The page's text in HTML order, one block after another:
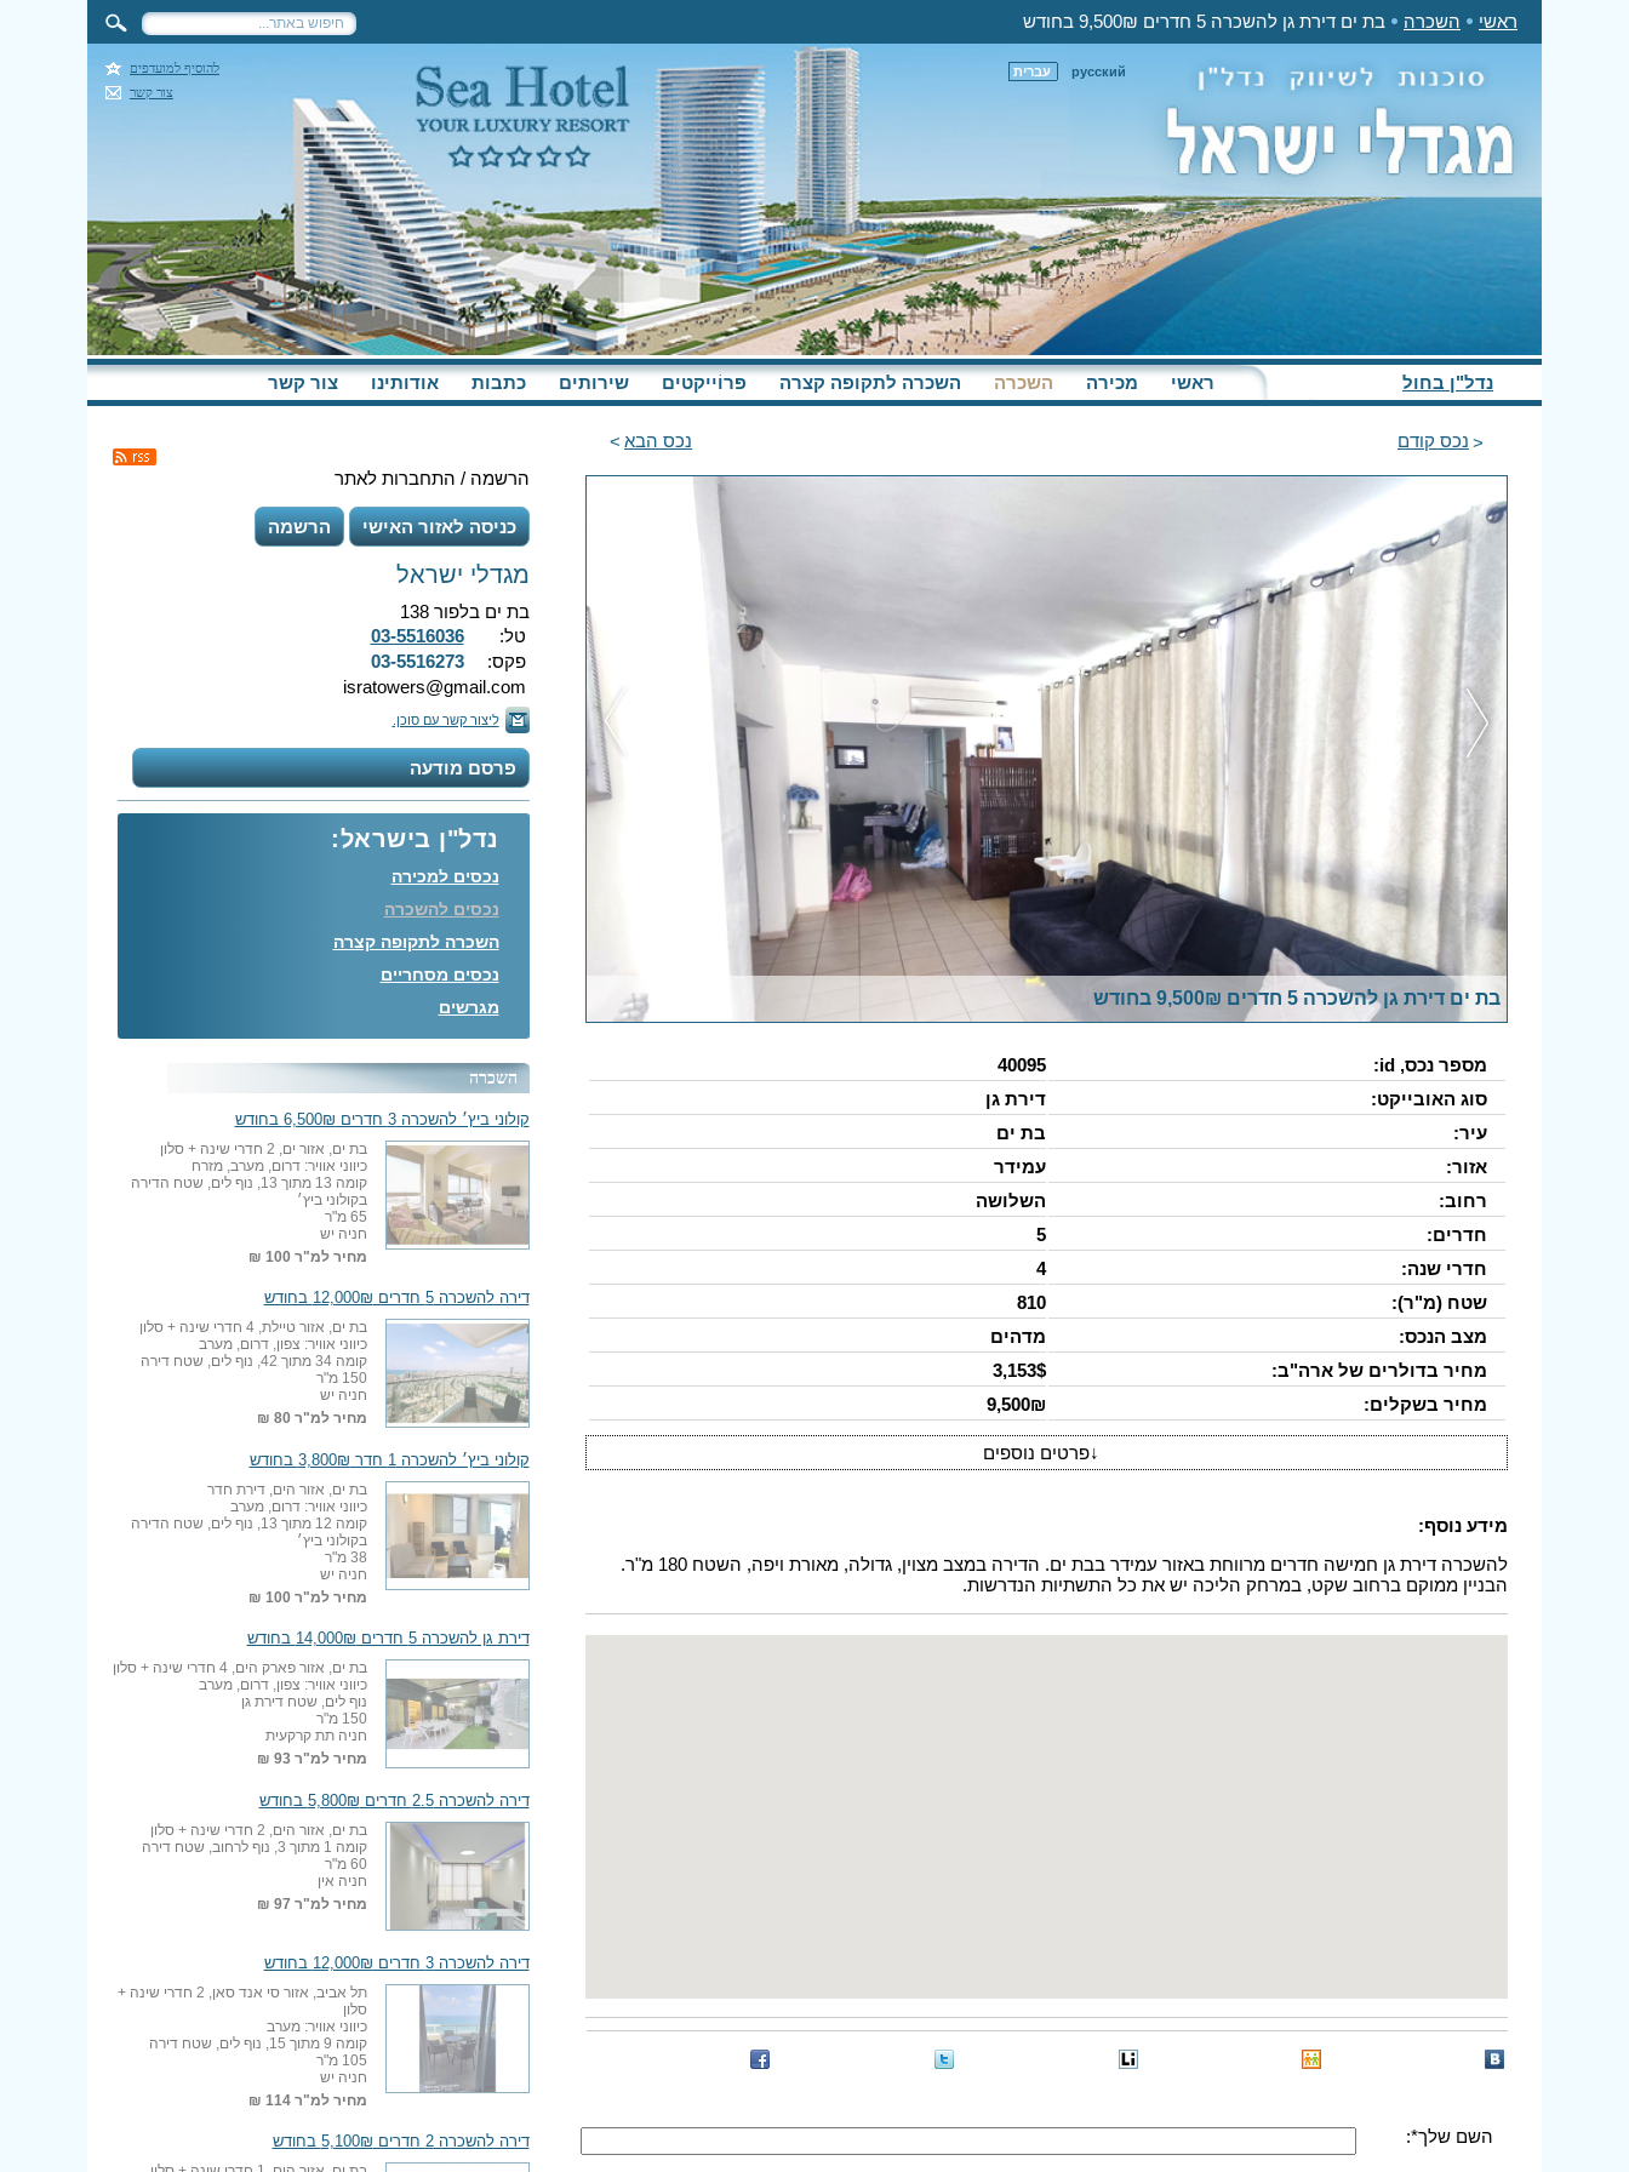
ראשי השכרה בת ים דירת גן להשכרה 5 חדרים 9,500₪ בחודש
עברית русский
להוסיף למועדפים
צור קשר
נדל"ן בחול ראשי מכירה השכרה השכרה לתקופה קצרה פּרוֹייקטים שירותים כתבות אודותינו צור קשר
נכס קודם נכס הבא
בת ים דירת גן להשכרה 5 חדרים 9,500₪ בחודש
מספר נכס, id:
40095
סוג האובייקט:
דירת גן
עיר:
בת ים
אזור:
עמידר
רחוב:
השלושה
חדרים:
5
חדרי שנה:
4
שטח (מ"ר):
810
מצב הנכס:
מדהים
מחיר בדולרים של ארה"ב:
3,153$
מחיר בשקלים:
9,500₪
↓פרטים נוספים
מידע נוסף:
להשכרה דירת גן חמישה חדרים מרווחת באזור עמידר בבת ים. הדירה במצב מצוין, גדולה, מאורת ויפה, השטח 180 מ"ר.
הבניין ממוקם ברחוב שקט, במרחק הליכה יש את כל התשתיות הנדרשות.
השם שלך*:
הרשמה / התחברות לאתר
כניסה לאזור האישי הרשמה
מגדלי ישראל
בת ים בלפור 138
טל:
03-5516036
פקס:
03-5516273
isratowers@gmail.com
ליצור קשר עם סוכן.
פרסם מודעה
נדל"ן בישראל:
נכסים למכירה
נכסים להשכרה
השכרה לתקופה קצרה
נכסים מסחריים
מגרשים
השכרה
קולוני ביץ׳ להשכרה 3 חדרים 6,500₪ בחודש
בת ים, אזור ים, 2 חדרי שינה + סלון
כיווני אוויר: דרום, מערב, מזרח
קומה 13 מתוך 13, נוף לים, שטח הדירה
בקולוני ביץ׳
65 מ"ר
חניה יש
מחיר למ"ר 100 ₪
דירה להשכרה 5 חדרים 12,000₪ בחודש
בת ים, אזור טיילת, 4 חדרי שינה + סלון
כיווני אוויר: צפון, דרום, מערב
קומה 34 מתוך 42, נוף לים, שטח דירה
150 מ"ר
חניה יש
מחיר למ"ר 80 ₪
קולוני ביץ׳ להשכרה 1 חדר 3,800₪ בחודש
בת ים, אזור הים, דירת חדר
כיווני אוויר: דרום, מערב
קומה 12 מתוך 13, נוף לים, שטח הדירה
בקולוני ביץ׳
38 מ"ר
חניה יש
מחיר למ"ר 100 ₪
דירת גן להשכרה 5 חדרים 14,000₪ בחודש
בת ים, אזור פארק הים, 4 חדרי שינה + סלון
כיווני אוויר: צפון, דרום, מערב
נוף לים, שטח דירת גן
150 מ"ר
חניה תת קרקעית
מחיר למ"ר93 ₪
דירה להשכרה 2.5 חדרים 5,800₪ בחודש
בת ים, אזור הים, 2 חדרי שינה + סלון
קומה 1 מתוך 3, נוף לרחוב, שטח דירה
60 מ"ר
חניה אין
מחיר למ"ר 97 ₪
דירה להשכרה 3 חדרים 12,000₪ בחודש
תל אביב, אזור סי אנד סאן, 2 חדרי שינה +
סלון
כיווני אוויר: מערב
קומה 9 מתוך 15, נוף לים, שטח דירה
105 מ"ר
חניה יש
מחיר למ"ר114 ₪
דירה להשכרה 2 חדרים 5,100₪ בחודש